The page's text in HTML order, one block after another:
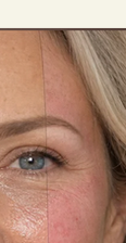
skönhet